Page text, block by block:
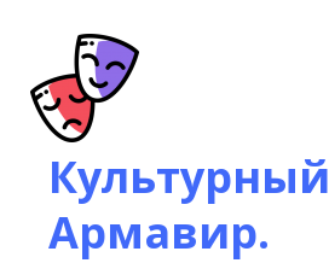
Культурный
Армавир.